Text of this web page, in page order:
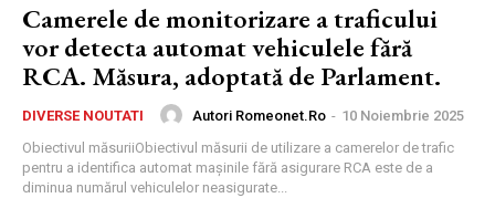
Camerele de monitorizare a traficului
vor detecta automat vehiculele fără
RCA. Măsura, adoptată de Parlament.
DIVERSE NOUTATI Autori Romeonet.ro - 10 Noiembrie 2025
Obiectivul măsuriiObiectivul măsurii de utilizare a camerelor de trafic
pentru a identifica automat mașinile fără asigurare RCA este de a
diminua numărul vehiculelor neasigurate...